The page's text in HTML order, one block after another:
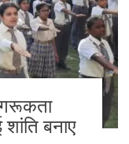
बनाए